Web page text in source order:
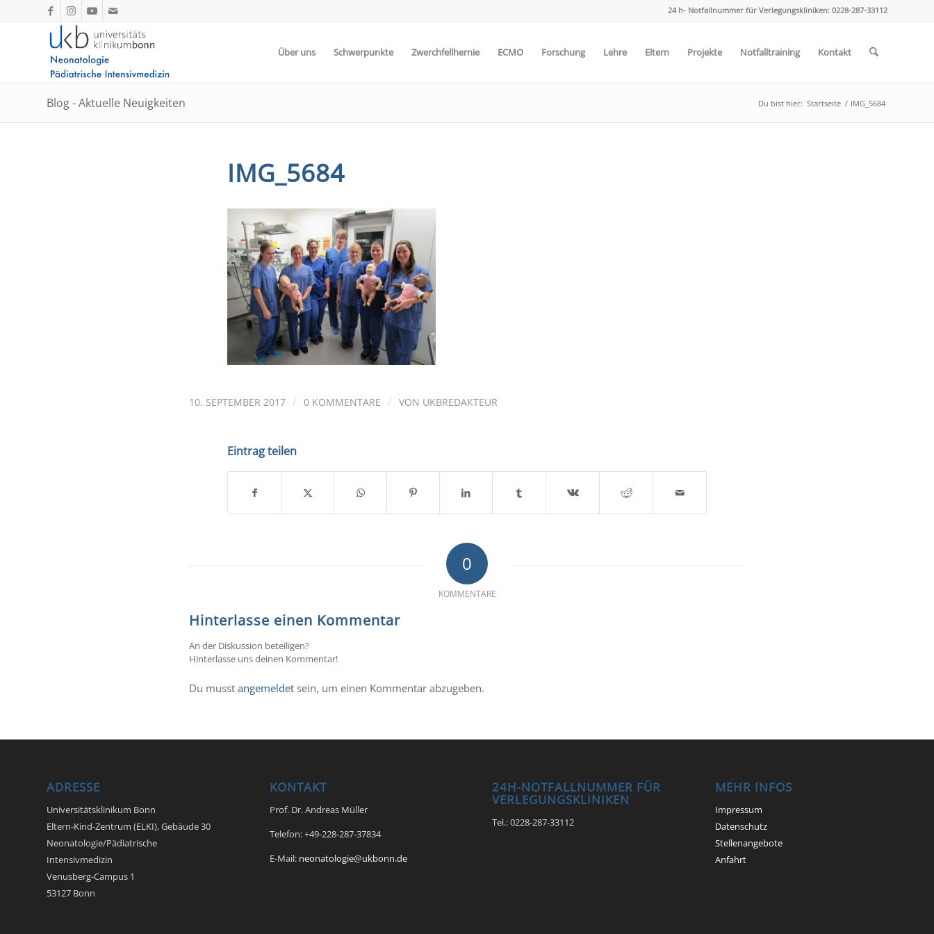
24 h- Notfallnummer für Verlegungskliniken: 0228-287-33112
Über uns Schwerpunkte Zwerchfellhernie ECMO Forschung Lehre Eltern Projekte Notfalltraining Kontakt
Blog - Aktuelle Neuigkeiten Du bist hier: Startseite / IMG_5684
IMG_5684
10. SEPTEMBER 2017 / 0 KOMMENTARE / VON UKBREDAKTEUR
Eintrag teilen
0
KOMMENTARE
Hinterlasse einen Kommentar
An der Diskussion beteiligen?
Hinterlasse uns deinen Kommentar!
Du musst angemeldet sein, um einen Kommentar abzugeben.
ADRESSE
Universitätsklinikum Bonn
Eltern-Kind-Zentrum (ELKI), Gebäude 30
Neonatologie/Pädiatrische
Intensivmedizin
Venusberg-Campus 1
53127 Bonn
KONTAKT
Prof. Dr. Andreas Müller
Telefon: +49-228-287-37834
E-Mail: neonatologie@ukbonn.de
24H-NOTFALLNUMMER FÜR
VERLEGUNGSKLINIKEN
Tel.: 0228-287-33112
MEHR INFOS
Impressum
Datenschutz
Stellenangebote
Anfahrt